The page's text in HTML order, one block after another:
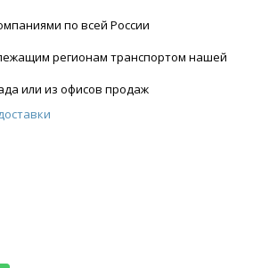
по всей России
регионам транспортом нашей
или из офисов продаж